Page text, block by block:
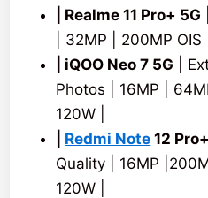
| Realme 11 Pro+ 5G
| 32MP | 200MP
| iQOO Neo 7 5G |
Photos | 16MP |
120W |
Redmi Note 12
Quality | 16MP
120W |